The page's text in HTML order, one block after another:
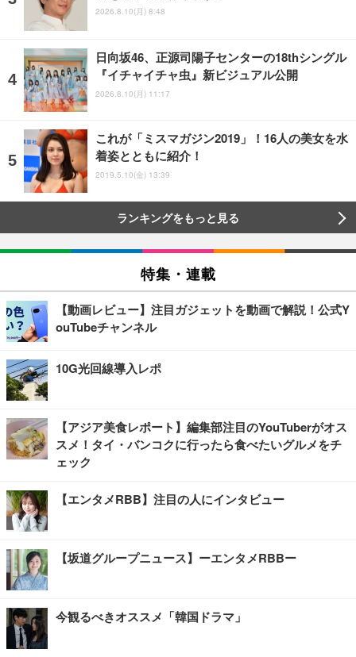
2026.8.10(月) 8:48
日向坂46、正源司陽子センターの18thシングル
『イチャイチャ虫』新ビジュアル公開
2026.8.10(月) 11:17
これが「ミスマガジン2019」！16人の美女を水
着姿とともに紹介！
2019.5.10(金) 13:39
ランキングをもっと見る
特集・連載
【動画レビュー】注目ガジェットを動画で解説！公式Y
ouTubeチャンネル
10G光回線導入レポ
【アジア美食レポート】編集部注目のYouTuberがオス
スメ！タイ・バンコクに行ったら食べたいグルメをチ
ェック
【エンタメRBB】注目の人にインタビュー
【坂道グループニュース】ーエンタメRBBー
今観るべきオススメ「韓国ドラマ」